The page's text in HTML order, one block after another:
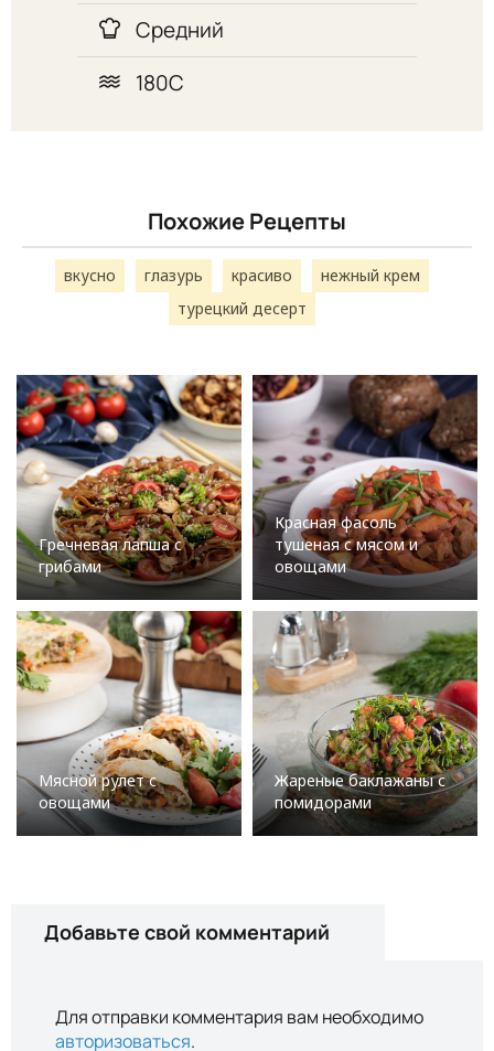
Средний
180С
Похожие Рецепты
вкусно глазурь красиво
нежный крем
турецкий десерт
Гречневая лапша с
грибами
Красная фасоль
тушеная с мясом и
овощами
Мясной рулет с
овощами
Жареные баклажаны с
помидорами
Добавьте свой комментарий
Для отправки комментария вам необходимо
авторизоваться.